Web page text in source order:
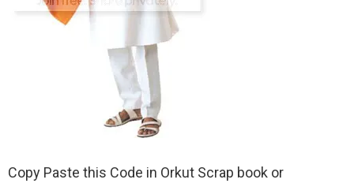
Copy Paste this Code in Orkut Scrap book or